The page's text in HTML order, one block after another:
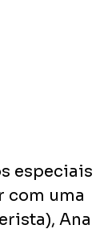
especiais
com uma
Ana